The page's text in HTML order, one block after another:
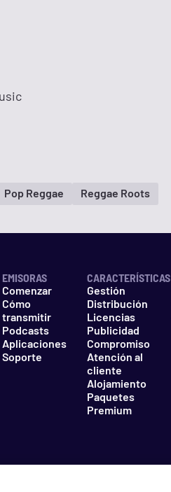
Pop Reggae Reggae Roots
EMISORAS
Comenzar
Cómo
transmitir
Podcasts
Aplicaciones
Soporte
CARACTERÍSTICAS
Gestión
Distribución
Licencias
Publicidad
Compromiso
Atención al
cliente
Alojamiento
Paquetes
Premium